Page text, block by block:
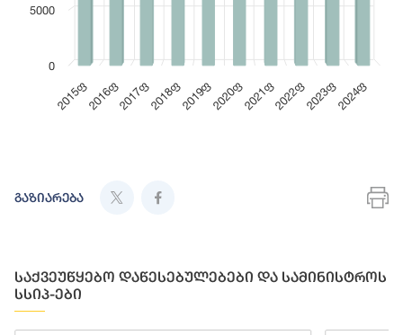
2015ფ2016ფ2017ფ2018ფ2019ფ2020ფ2021ფ2022ფ2023ფ2024ფ
0
5000
გაზიარება
საქვეუწყებო დაწესებულებები და სამინისტროს
სსიპ-ები